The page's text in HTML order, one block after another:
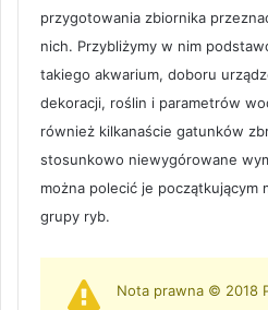
przygotowania zbiornika
nich. Przybliżymy w nim
takiego akwarium, doboru
dekoracji, roślin i parametrów
również kilkanaście gatunków
stosunkowo niewygórowane
można polecić je początkującym
grupy ryb.
Nota prawna © 2018